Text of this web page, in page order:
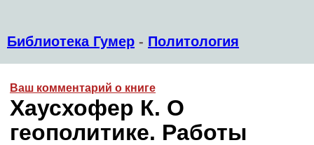
Библиотека Гумер - Политология
Ваш комментарий о книге
Хаусхофер К. О
геополитике. Работы